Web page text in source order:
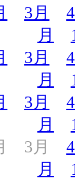
3月
月
3月
月
3月
月
3月
月